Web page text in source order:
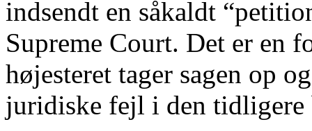
indsendt en såkaldt
Supreme Court. Det er en
højesteret tager sagen op
juridiske fejl i den tidligere